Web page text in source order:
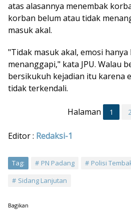
atas alasannya menembak
korban belum atau tidak
masuk akal.
"Tidak masuk akal, emosi
menanggapi," kata JPU. Walau
bersikukuh kejadian itu karena
tidak terkendali.
Halaman 1
Editor : Redaksi-1
Tag: PN Padang
Polisi
Sidang Lanjutan
Bagikan